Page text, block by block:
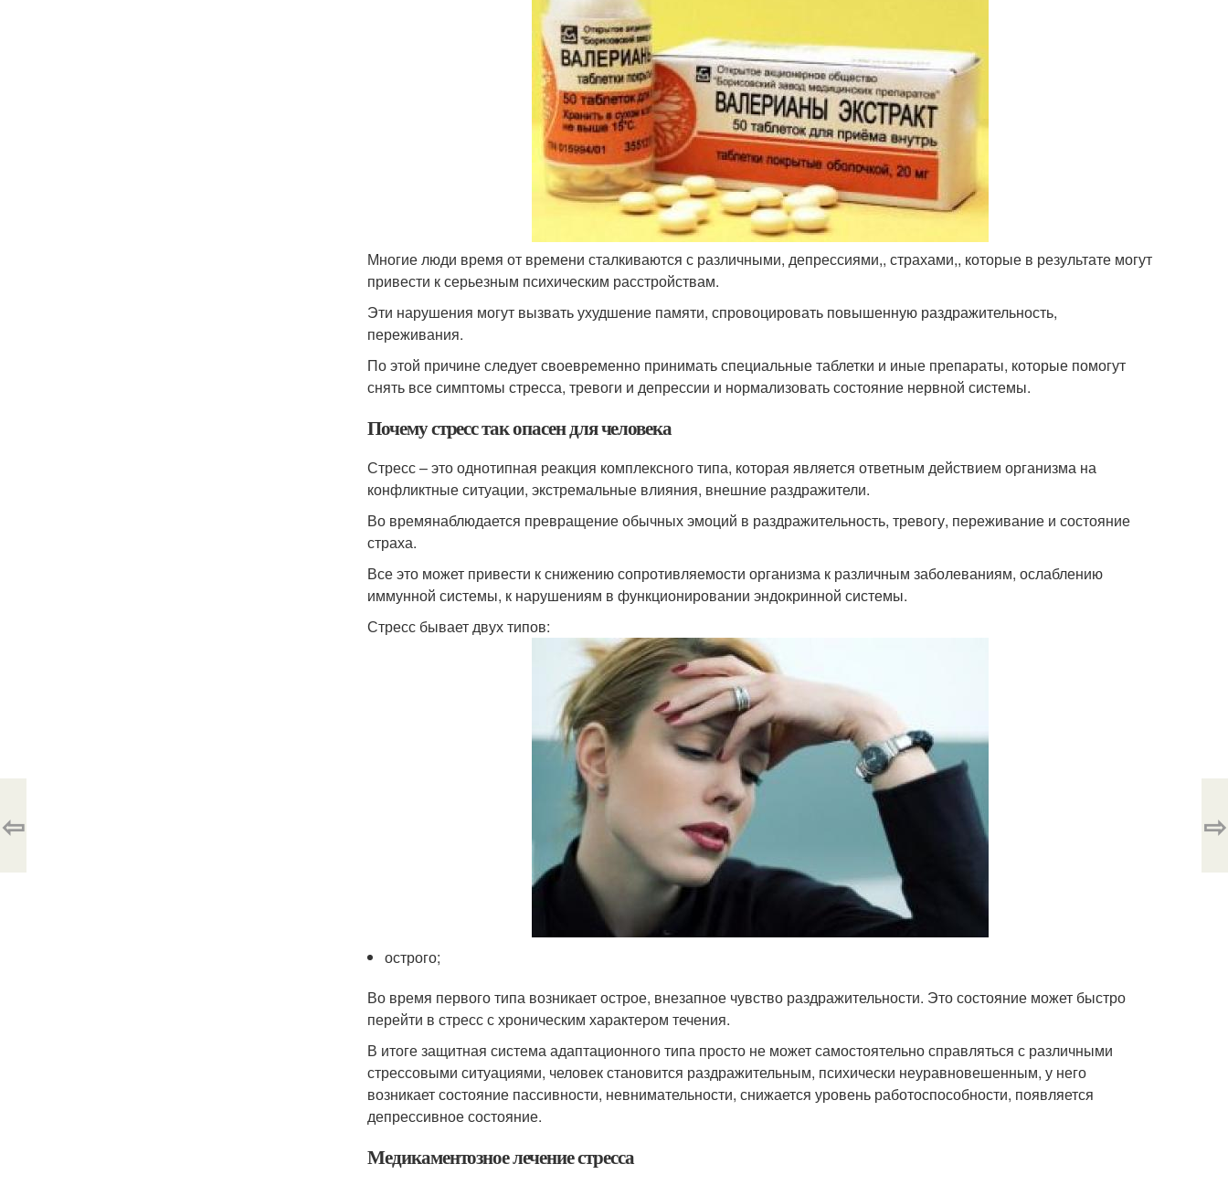
Многие люди время от времени сталкиваются с различными, депрессиями,, страхами,, которые в результате могут
привести к серьезным психическим расстройствам.
Эти нарушения могут вызвать ухудшение памяти, спровоцировать повышенную раздражительность,
переживания.
По этой причине следует своевременно принимать специальные таблетки и иные препараты, которые помогут
снять все симптомы стресса, тревоги и депрессии и нормализовать состояние нервной системы.
Почему стресс так опасен для человека
Стресс – это однотипная реакция комплексного типа, которая является ответным действием организма на
конфликтные ситуации, экстремальные влияния, внешние раздражители.
Во времянаблюдается превращение обычных эмоций в раздражительность, тревогу, переживание и состояние
страха.
Все это может привести к снижению сопротивляемости организма к различным заболеваниям, ослаблению
иммунной системы, к нарушениям в функционировании эндокринной системы.
Стресс бывает двух типов:
острого;
Во время первого типа возникает острое, внезапное чувство раздражительности. Это состояние может быстро
перейти в стресс с хроническим характером течения.
В итоге защитная система адаптационного типа просто не может самостоятельно справляться с различными
стрессовыми ситуациями, человек становится раздражительным, психически неуравновешенным, у него
возникает состояние пассивности, невнимательности, снижается уровень работоспособности, появляется
депрессивное состояние.
Медикаментозное лечение стресса
⇦ ⇨